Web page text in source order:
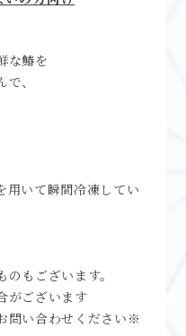
鰆を
、
いて瞬間冷凍してい
もございます。
がございます